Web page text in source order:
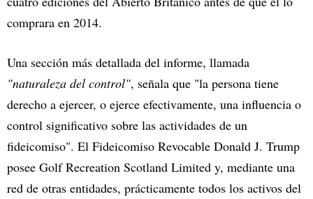
comprara en 2014.
Una sección más detallada del informe, llamada
"naturaleza del control", señala que "la persona tiene
derecho a ejercer, o ejerce efectivamente, una influencia o
control significativo sobre las actividades de un
fideicomiso". El Fideicomiso Revocable Donald J. Trump
posee Golf Recreation Scotland Limited y, mediante una
red de otras entidades, prácticamente todos los activos del